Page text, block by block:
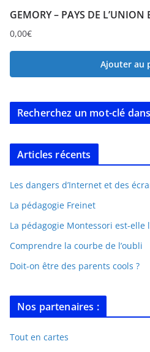
GEMORY – PAYS DE L’UNION
0,00€
Ajouter au
Recherchez un mot-clé
Articles récents
Les dangers d’Internet et des
La pédagogie Freinet
La pédagogie Montessori est-elle
Comprendre la courbe de l’oubli
Doit-on être des parents cools ?
Nos partenaires :
Tout en cartes